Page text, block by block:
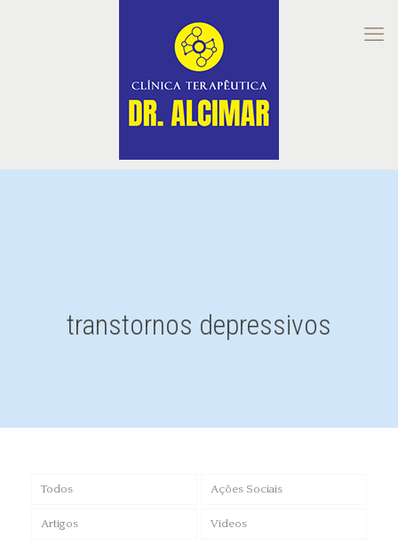
transtornos depressivos
Todos Ações Sociais
Artigos Vídeos